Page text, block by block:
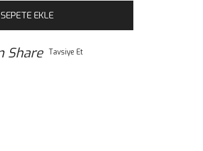
SEPETE EKLE
Tavsiye Et